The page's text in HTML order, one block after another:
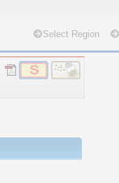
Select Region